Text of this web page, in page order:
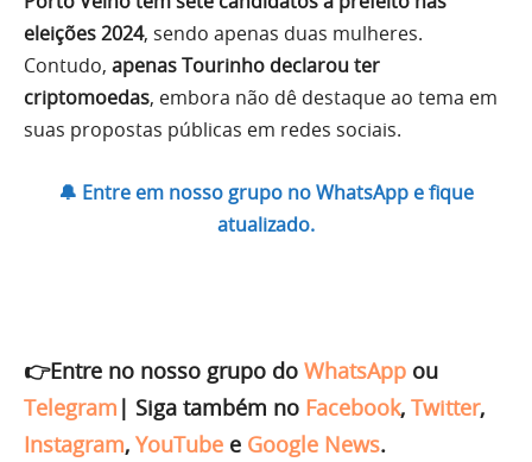
eleições 2024, sendo apenas duas mulheres.
Contudo, apenas Tourinho declarou ter
criptomoedas, embora não dê destaque ao tema em
suas propostas públicas em redes sociais.
🔔 Entre em nosso grupo no WhatsApp e fique
atualizado.
👉Entre no nosso grupo do WhatsApp ou
Telegram | Siga também no Facebook, Twitter,
Instagram, YouTube e Google News.